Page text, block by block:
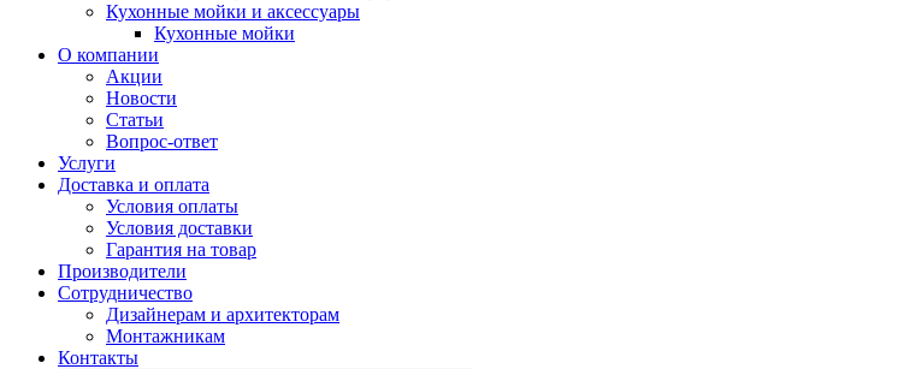
Кухонные мойки и аксессуары
Кухонные мойки
О компании
Акции
Новости
Статьи
Вопрос-ответ
Услуги
Доставка и оплата
Условия оплаты
Условия доставки
Гарантия на товар
Производители
Сотрудничество
Дизайнерам и архитекторам
Монтажникам
Контакты